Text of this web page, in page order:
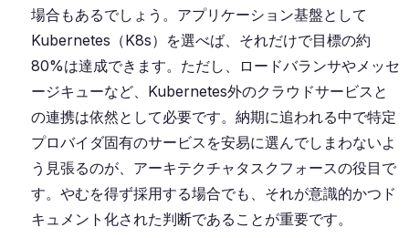
場合もあるでしょう。アプリケーション基盤として
Kubernetes（K8s）を選べば、それだけで目標の約
80%は達成できます。ただし、ロードバランサやメッセ
ージキューなど、Kubernetes外のクラウドサービスと
の連携は依然として必要です。納期に追われる中で特定
プロバイダ固有のサービスを安易に選んでしまわないよ
う見張るのが、アーキテクチャタスクフォースの役目で
す。やむを得ず採用する場合でも、それが意識的かつド
キュメント化された判断であることが重要です。